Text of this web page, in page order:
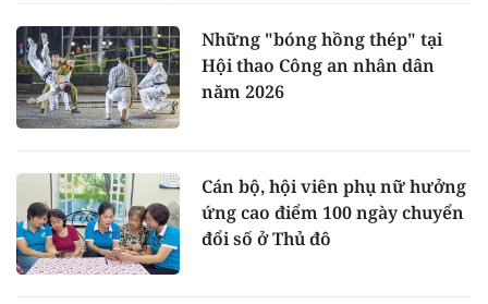
Những "bóng hồng thép" tại
Hội thao Công an nhân dân
năm 2026
Cán bộ, hội viên phụ nữ hưởng
ứng cao điểm 100 ngày chuyển
đổi số ở Thủ đô